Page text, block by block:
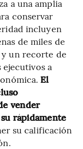
a una amplia
conservar
incluyen
de miles de
y un recorte de
ejecutivos a
El
vender
rápidamente
su calificación